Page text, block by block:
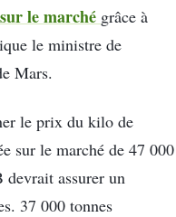
le marché grâce à
le ministre de
Mars.
le prix du kilo de
sur le marché de 47 000
devrait assurer un
37 000 tonnes